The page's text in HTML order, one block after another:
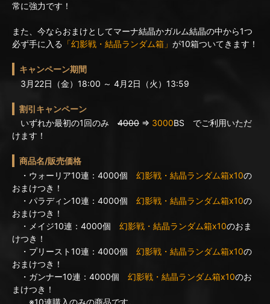
常に強力です！
また、今ならおまけとしてマーナ結晶かガルム結晶の中から1つ
必ず手に入る 「幻影戦・結晶ランダム箱」 が10箱ついてきます！
キャンペーン期間
3月22日（金）18:00 ～ 4月2日（火）13:59
割引キャンペーン
いずれか最初の1回のみ 4000 ⇒ 3000BS でご利用いただ
けます！
商品名/販売価格
・ウォーリア10連：4000個 幻影戦・結晶ランダム箱x10の
おまけつき！
・パラディン10連：4000個 幻影戦・結晶ランダム箱x10の
おまけつき！
・メイジ10連：4000個 幻影戦・結晶ランダム箱x10のおま
けつき！
・プリースト10連：4000個 幻影戦・結晶ランダム箱x10の
おまけつき！
・ガンナー10連：4000個 幻影戦・結晶ランダム箱x10のお
まけつき！
※10連購入のみの商品です。